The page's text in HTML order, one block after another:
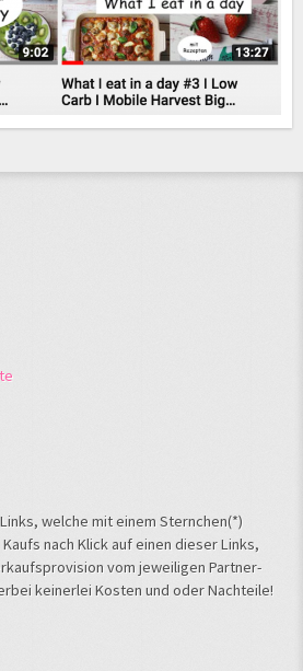
welche mit einem Sternchen(*)
nach Klick auf einen dieser Links,
vom jeweiligen Partner-
keinerlei Kosten und oder Nachteile!